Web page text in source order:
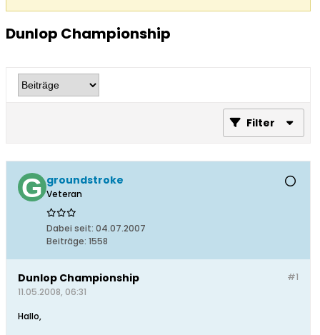
Dunlop Championship
Filter
groundstroke
Veteran
Dabei seit: 04.07.2007
Beiträge: 1558
#1
Dunlop Championship
11.05.2008, 06:31
Hallo,